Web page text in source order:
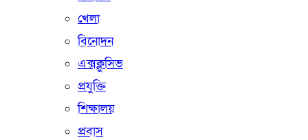
খেলা
বিনোদন
এক্সক্লুসিভ
প্রযুক্তি
শিক্ষালয়
প্রবাস